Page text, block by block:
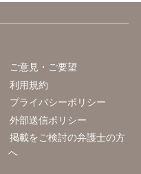
ご意見・ご要望
利用規約
プライバシーポリシー
外部送信ポリシー
掲載をご検討の弁護士の方
へ